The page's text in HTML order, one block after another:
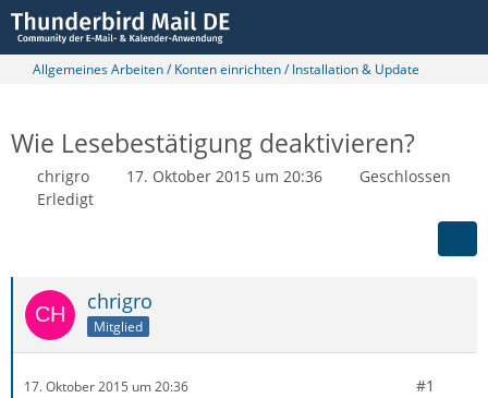
Allgemeines Arbeiten / Konten einrichten / Installation & Update
Wie Lesebestätigung deaktivieren?
chrigro 17. Oktober 2015 um 20:36
Geschlossen
Erledigt
chrigro
Mitglied
17. Oktober 2015 um 20:36 #1